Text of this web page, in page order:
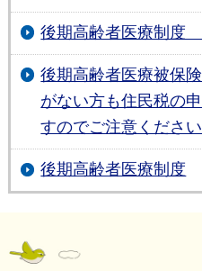
後期高齢者医療制度
後期高齢者医療被保
がない方も住民税の
すのでご注意ください
後期高齢者医療制度